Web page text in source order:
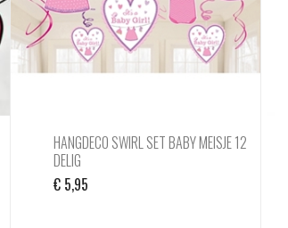
HANGDECO SWIRL SET BABY MEISJE 12
DELIG
€5,95